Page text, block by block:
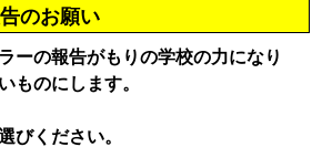
のお願い
ーの報告がもりの学校の力になり
ものにします。
びください。